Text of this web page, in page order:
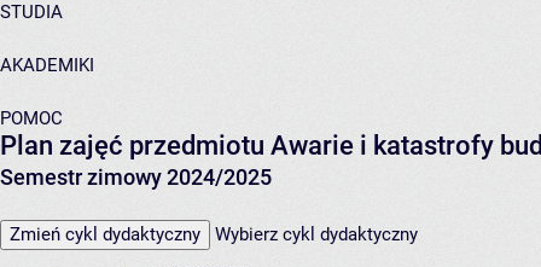
STUDIA
AKADEMIKI
POMOC
Plan zajęć przedmiotu Awarie i katastrofy
Semestr zimowy 2024/2025
Zmień cykl dydaktyczny Wybierz cykl dydaktyczny